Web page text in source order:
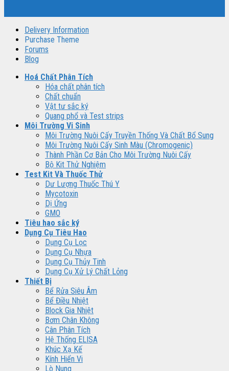
Delivery Information
Purchase Theme
Forums
Blog
Hoá Chất Phân Tích
Hóa chất phân tích
Chất chuẩn
Vật tư sắc ký
Quang phổ và Test strips
Môi Trường Vi Sinh
Môi Trường Nuôi Cấy Truyền Thống Và Chất Bổ Sung
Môi Trường Nuôi Cấy Sinh Màu (Chromogenic)
Thành Phần Cơ Bản Cho Môi Trường Nuôi Cấy
Bộ Kit Thử Nghiệm
Test Kit Và Thuốc Thử
Dư Lượng Thuốc Thú Y
Mycotoxin
Dị Ứng
GMO
Tiêu hao sắc ký
Dụng Cụ Tiêu Hao
Dụng Cụ Lọc
Dụng Cụ Nhựa
Dụng Cụ Thủy Tinh
Dụng Cụ Xử Lý Chất Lỏng
Thiết Bị
Bể Rửa Siêu Âm
Bể Điều Nhiệt
Block Gia Nhiệt
Bơm Chân Không
Cân Phân Tích
Hệ Thống ELISA
Khúc Xạ Kế
Kính Hiển Vi
Lò Nung